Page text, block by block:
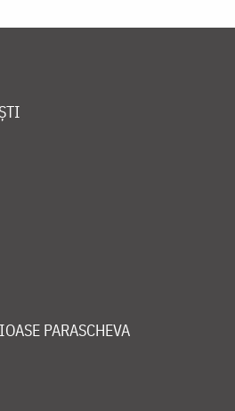
PARASCHEVA